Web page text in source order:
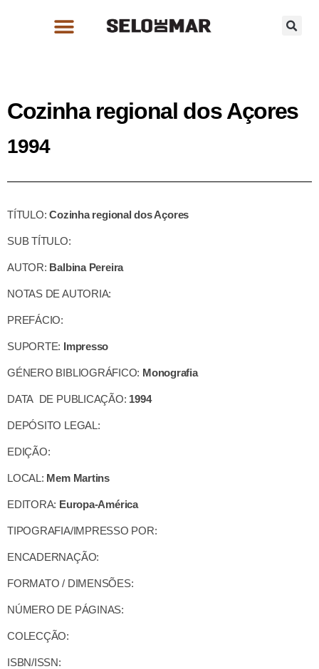
Cozinha regional dos Açores
1994
TÍTULO:Cozinha regional dos Açores
SUB TÍTULO:
AUTOR: Balbina Pereira
NOTAS DE AUTORIA:
PREFÁCIO:
SUPORTE: Impresso
GÉNERO BIBLIOGRÁFICO: Monografia
DATA DE PUBLICAÇÃO: 1994
DEPÓSITO LEGAL:
EDIÇÃO:
LOCAL: Mem Martins
EDITORA: Europa-América
TIPOGRAFIA/IMPRESSO POR:
ENCADERNAÇÃO:
FORMATO / DIMENSÕES:
NÚMERO DE PÁGINAS:
COLECÇÃO:
ISBN/ISSN: